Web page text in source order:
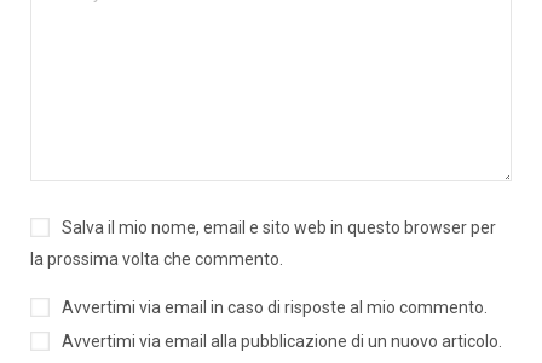
Salva il mio nome, email e sito web in questo browser per
la prossima volta che commento.
Avvertimi via email in caso di risposte al mio commento.
Avvertimi via email alla pubblicazione di un nuovo articolo.